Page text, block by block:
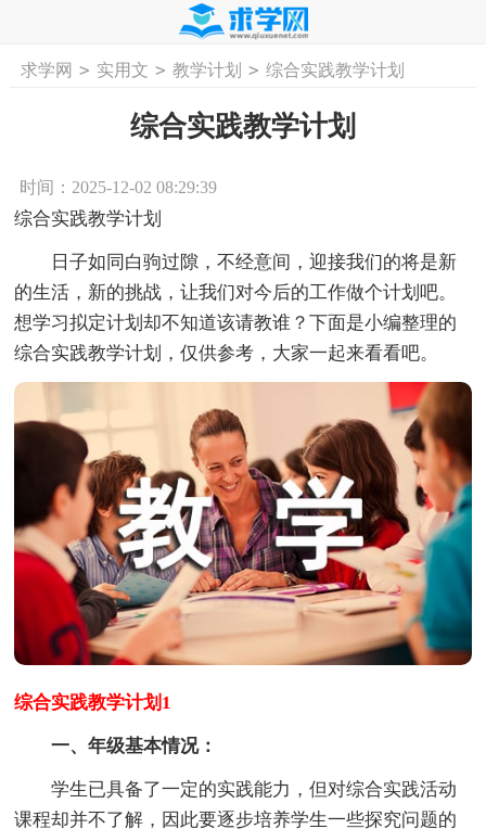
首页 工作计划 活动计划 学习计划
求学网 > 实用文 > 教学计划 > 综合实践教学计划
综合实践教学计划
时间：2025-12-02 08:29:39
综合实践教学计划
日子如同白驹过隙，不经意间，迎接我们的将是新
的生活，新的挑战，让我们对今后的工作做个计划吧。
想学习拟定计划却不知道该请教谁？下面是小编整理的
综合实践教学计划，仅供参考，大家一起来看看吧。
综合实践教学计划1
一、年级基本情况：
学生已具备了一定的实践能力，但对综合实践活动
课程却并不了解，因此要逐步培养学生一些探究问题的